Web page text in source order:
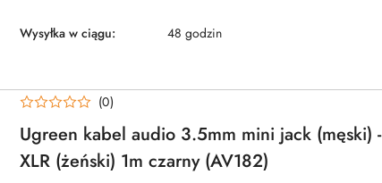
Wysyłka w ciągu: 48 godzin
Ugreen kabel audio 3.5mm mini jack (męski) -
XLR (żeński) 1m czarny (AV182)
(0)